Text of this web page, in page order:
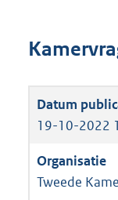
19-10-2022
Tweede